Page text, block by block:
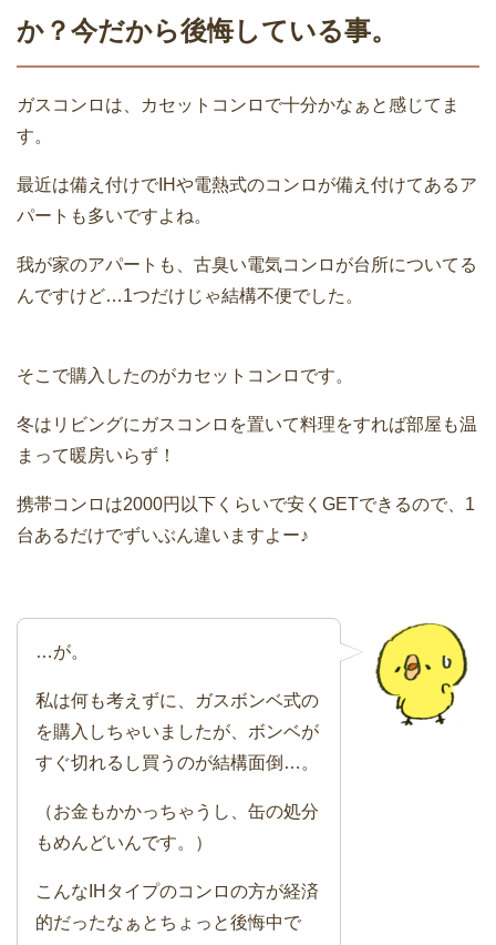
か？今だから後悔している事。
ガスコンロは、カセットコンロで十分かなぁと感じてま
す。
最近は備え付けでIHや電熱式のコンロが備え付けてあるア
パートも多いですよね。
我が家のアパートも、古臭い電気コンロが台所についてる
んですけど…1つだけじゃ結構不便でした。
そこで購入したのがカセットコンロです。
冬はリビングにガスコンロを置いて料理をすれば部屋も温
まって暖房いらず！
携帯コンロは2000円以下くらいで安くGETできるので、1
台あるだけでずいぶん違いますよー♪
…が。
私は何も考えずに、ガスボンベ式の
を購入しちゃいましたが、ボンベが
すぐ切れるし買うのが結構面倒…。
（お金もかかっちゃうし、缶の処分
もめんどいんです。）
こんなIHタイプのコンロの方が経済
的だったなぁとちょっと後悔中で